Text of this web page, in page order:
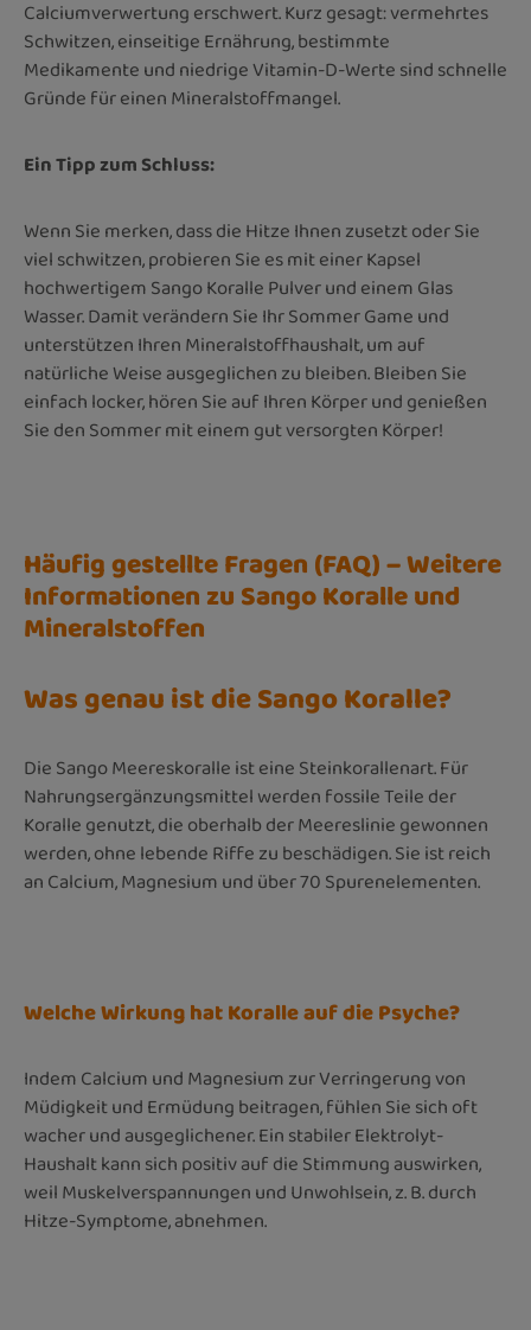
Calciumverwertung erschwert. Kurz gesagt: vermehrtes
Schwitzen, einseitige Ernährung, bestimmte
Medikamente und niedrige Vitamin-D-Werte sind schnelle
Gründe für einen Mineralstoffmangel.
Ein Tipp zum Schluss:
Wenn Sie merken, dass die Hitze Ihnen zusetzt oder Sie
viel schwitzen, probieren Sie es mit einer Kapsel
hochwertigem Sango Koralle Pulver und einem Glas
Wasser. Damit verändern Sie Ihr Sommer Game und
unterstützen Ihren Mineralstoffhaushalt, um auf
natürliche Weise ausgeglichen zu bleiben. Bleiben Sie
einfach locker, hören Sie auf Ihren Körper und genießen
Sie den Sommer mit einem gut versorgten Körper!
Häufig gestellte Fragen (FAQ) – Weitere
Informationen zu Sango Koralle und
Mineralstoffen
Was genau ist die Sango Koralle?
Die Sango Meereskoralle ist eine Steinkorallenart. Für
Nahrungsergänzungsmittel werden fossile Teile der
Koralle genutzt, die oberhalb der Meereslinie gewonnen
werden, ohne lebende Riffe zu beschädigen. Sie ist reich
an Calcium, Magnesium und über 70 Spurenelementen.
Welche Wirkung hat Koralle auf die Psyche?
Indem Calcium und Magnesium zur Verringerung von
Müdigkeit und Ermüdung beitragen, fühlen Sie sich oft
wacher und ausgeglichener. Ein stabiler Elektrolyt-
Haushalt kann sich positiv auf die Stimmung auswirken,
weil Muskelverspannungen und Unwohlsein, z. B. durch
Hitze-Symptome, abnehmen.